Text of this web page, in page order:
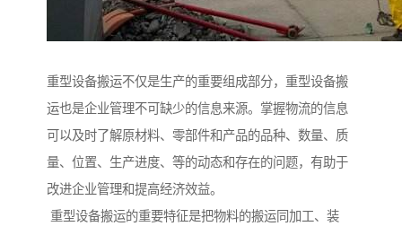
重型设备搬运不仅是生产的重要组成部分，重型设备搬
运也是企业管理不可缺少的信息来源。掌握物流的信息
可以及时了解原材料、零部件和产品的品种、数量、质
量、位置、生产进度、等的动态和存在的问题，有助于
改进企业管理和提高经济效益。
重型设备搬运的重要特征是把物料的搬运同加工、装